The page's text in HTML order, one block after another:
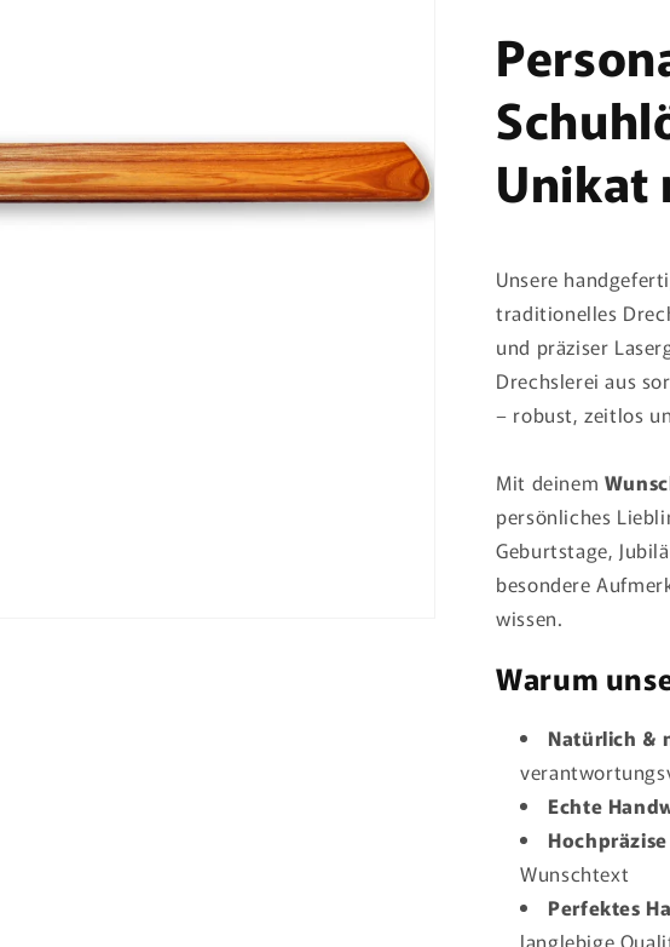
Unikat
Unsere
traditionelles
und präziser
Drechslerei aus
– robust, zeitlos
Mit deinem
persönliches
Geburtstage,
besondere
wissen.
Warum
Natürlich &
Echte
Wunschtext
Perfektes
langlebige